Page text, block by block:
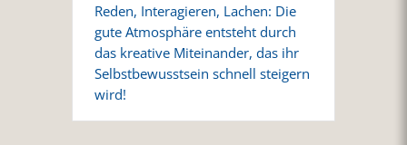
Reden, Interagieren, Lachen: Die
gute Atmosphäre entsteht durch
das kreative Miteinander, das ihr
Selbstbewusstsein schnell steigern
wird!